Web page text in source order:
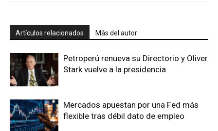
Artículos relacionados Más del autor
Petroperú renueva su Directorio y Oliver
Stark vuelve a la presidencia
Mercados apuestan por una Fed más
flexible tras débil dato de empleo